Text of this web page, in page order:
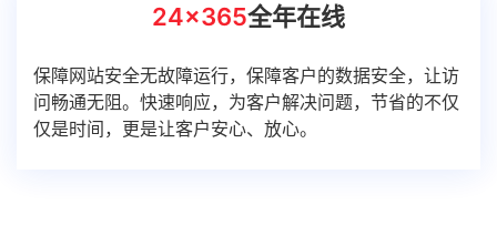
24x365全年在线
保障网站安全无故障运行，保障客户的数据安全，让访
问畅通无阻。快速响应，为客户解决问题，节省的不仅
仅是时间，更是让客户安心、放心。